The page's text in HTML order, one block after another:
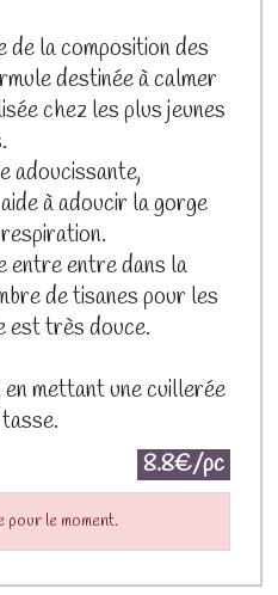
la composition des
destinée à calmer
chez les plus jeunes
adoucissante,
à adoucir la gorge
entre entre dans la
de tisanes pour les
est très douce.
mettant une cuillerée
8.8€/pc
pour le moment.